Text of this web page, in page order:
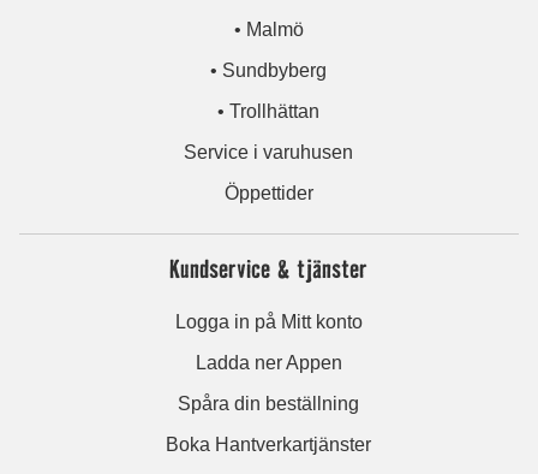
• Malmö
• Sundbyberg
• Trollhättan
Service i varuhusen
Öppettider
Kundservice & tjänster
Logga in på Mitt konto
Ladda ner Appen
Spåra din beställning
Boka Hantverkartjänster